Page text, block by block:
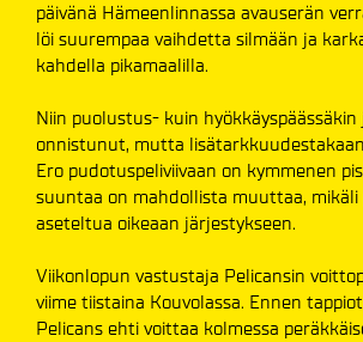
päivänä Hämeenlinnassa avauserän
löi suurempaa vaihdetta silmään ja
kahdella pikamaalilla.
Niin puolustus- kuin
onnistunut, mutta
Ero pudotuspeliviivaan on kymmenen
suuntaa on mahdollista muuttaa, mikäli
aseteltua oikeaan järjestykseen.
Viikonlopun vastustaja Pelicansin
viime tiistaina Kouvolassa. Ennen
Pelicans ehti voittaa kolmessa